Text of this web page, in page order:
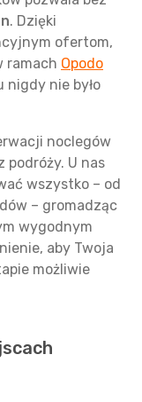
. Dzięki
ofertom,
ramach Opodo
nigdy nie było
noclegów
U nas
wszystko – od
– gromadząc
wygodnym
aby Twoja
możliwie